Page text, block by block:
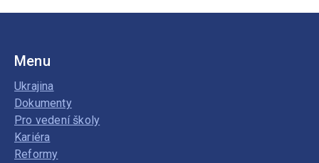
Menu
Ukrajina
Dokumenty
Pro vedení školy
Kariéra
Reformy